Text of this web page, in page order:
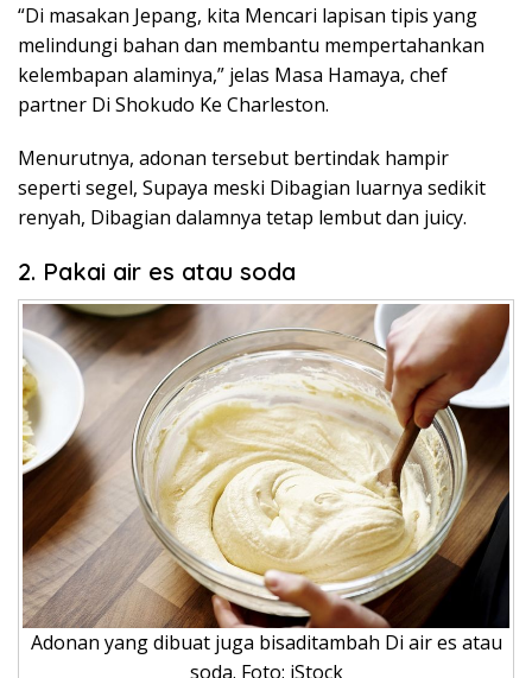
“Di masakan Jepang, kita Mencari lapisan tipis yang
melindungi bahan dan membantu mempertahankan
kelembapan alaminya,” jelas Masa Hamaya, chef
partner Di Shokudo Ke Charleston.
Menurutnya, adonan tersebut bertindak hampir
seperti segel, Supaya meski Dibagian luarnya sedikit
renyah, Dibagian dalamnya tetap lembut dan juicy.
2. Pakai air es atau soda
Adonan yang dibuat juga bisaditambah Di air es atau
soda. Foto: iStock